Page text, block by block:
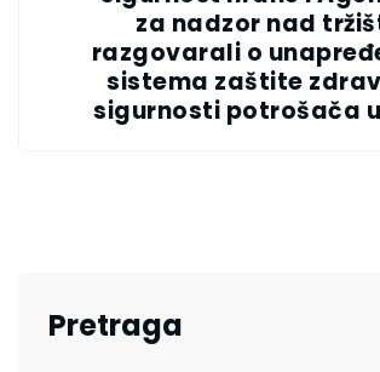
za nadzor nad
razgovarali o
sistema zaštite
sigurnosti potrošača u
Pretraga